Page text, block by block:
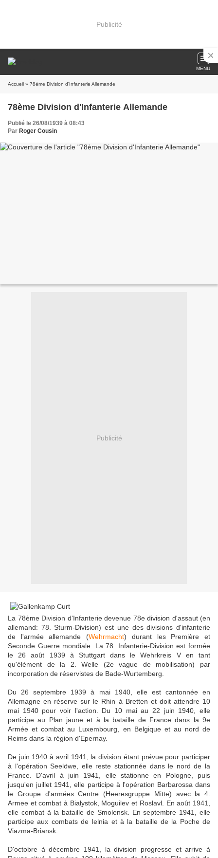
Publicité
MENU
Accueil » 78ème Division d'Infanterie Allemande
78ème Division d'Infanterie Allemande
Publié le 26/08/1939 à 08:43
Par Roger Cousin
Publicité
La 78ème Division d'Infanterie devenue 78e division d'assaut (en
allemand: 78. Sturm-Division) est une des divisions d'infanterie
de l'armée allemande (Wehrmacht) durant les Première et
Seconde Guerre mondiale. La 78. Infanterie-Division est formée
le 26 août 1939 à Stuttgart dans le Wehrkreis V en tant
qu'élément de la 2. Welle (2e vague de mobilisation) par
incorporation de réservistes de Bade-Wurtemberg.
Du 26 septembre 1939 à mai 1940, elle est cantonnée en
Allemagne en réserve sur le Rhin à Bretten et doit attendre 10
mai 1940 pour voir l'action. Du 10 mai au 22 juin 1940, elle
participe au Plan jaune et à la bataille de France dans la 9e
Armée et combat au Luxembourg, en Belgique et au nord de
Reims dans la région d'Epernay.
De juin 1940 à avril 1941, la division étant prévue pour participer
à l'opération Seelöwe, elle reste stationnée dans le nord de la
France. D'avril à juin 1941, elle stationne en Pologne, puis
jusqu'en juillet 1941, elle participe à l'opération Barbarossa dans
le Groupe d'armées Centre (Heeresgruppe Mitte) avec la 4.
Armee et combat à Bialystok, Moguilev et Roslavl. En août 1941,
elle combat à la bataille de Smolensk. En septembre 1941, elle
participe aux combats de Ielnia et à la bataille de la Poche de
Viazma-Briansk.
D'octobre à décembre 1941, la division progresse et arrive à